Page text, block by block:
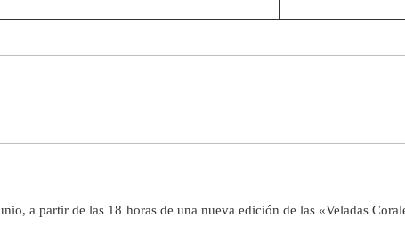
a partir de las 18 horas de una nueva edición de las «Veladas